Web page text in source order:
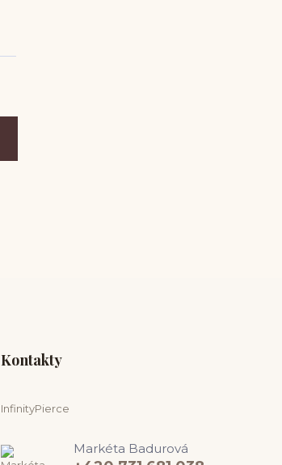
Kontakty
InfinityPierce
Markéta Badurová